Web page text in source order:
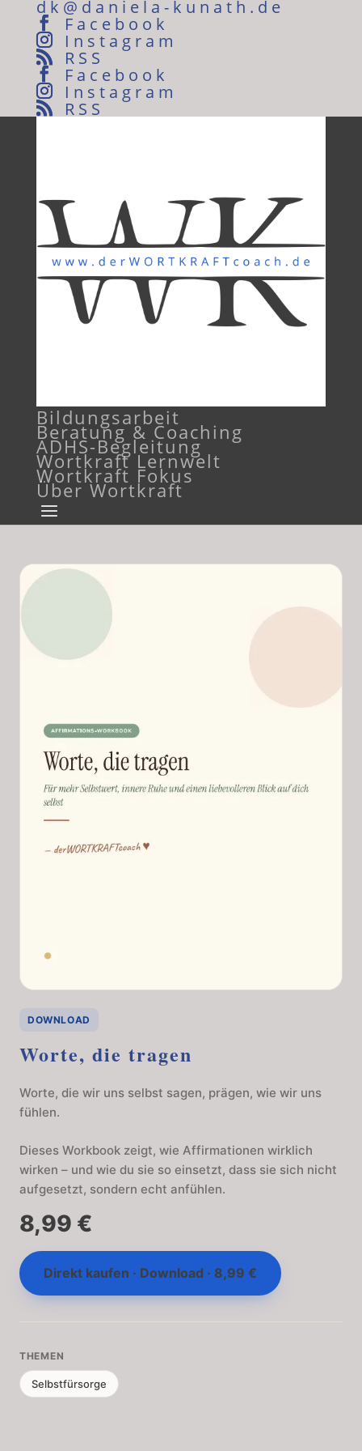
dk@daniela-kunath.de
Facebook
Instagram
RSS
Facebook
Instagram
RSS
Bildungsarbeit
Beratung & Coaching
ADHS-Begleitung
Wortkraft Lernwelt
Wortkraft Fokus
Über Wortkraft
DOWNLOAD
Worte, die tragen
Worte, die wir uns selbst sagen, prägen, wie wir uns
fühlen.
Dieses Workbook zeigt, wie Affirmationen wirklich
wirken – und wie du sie so einsetzt, dass sie sich nicht
aufgesetzt, sondern echt anfühlen.
8,99 €
Direkt kaufen · Download · 8,99 €
THEMEN
Selbstfürsorge